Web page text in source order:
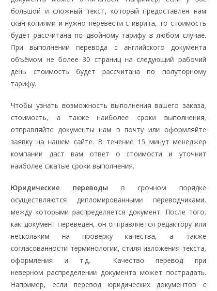
большой и сложный текст, который предоставлен нам
скан-копиями и нужно перевести с иврита, то стоимость
будет рассчитана по двойному тарифу в любом случае.
При выполнении перевода с английского документа
объёмом не более 30 страниц на следующий рабочий
день стоимость будет рассчитана по полуторному
тарифу.
Чтобы узнать возможность выполнения вашего заказа,
стоимость, а также наиболее сроки выполнения,
отправляйте документы нам в почту или оформляйте
заявку на нашем сайте. В течение 15 минут менеджер
компании даст вам ответ о стоимости и уточнит
наиболее сжатые сроки выполнения.
Юридические переводы в срочном порядке
осуществляются дипломированными переводчиками,
между которыми распределяется документ. После того,
как документ переведён, он отправляется редактору или
нескольким на проверку качества, а также
согласованности терминологии, стиля изложения текста,
оформления и т.д. Качество перевод при
неверном распределении документа может пострадать.
Например, если перевод юридических документов с